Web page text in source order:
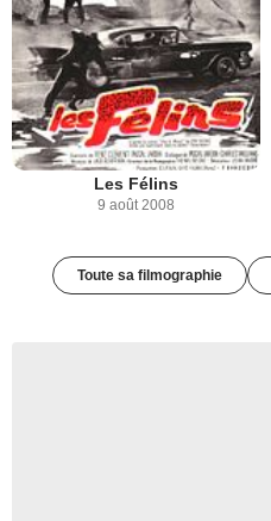
Les Félins
9 août 2008
Toute sa filmographie